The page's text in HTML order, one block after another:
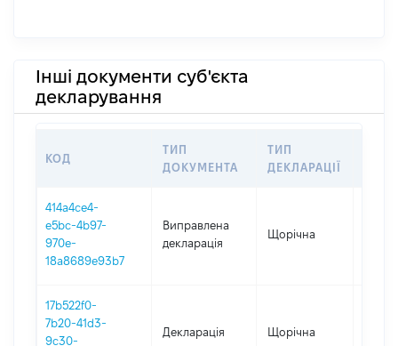
Інші документи суб'єкта
декларування
КОД
ТИП
ДОКУМЕНТА
ТИП
ДЕКЛАРАЦІЇ
414a4ce4-
e5bc-4b97-
970e-
18a8689e93b7
Виправлена
декларація
Щорічна
17b522f0-
7b20-41d3-
9c30-
Декларація Щорічна